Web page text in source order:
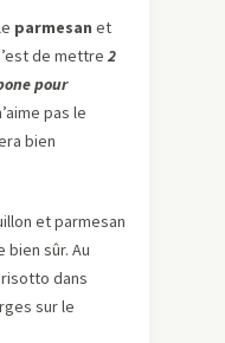
parmesan et
de mettre 2
pour
pas le
bien
et parmesan
bien sûr. Au
dans
sur le